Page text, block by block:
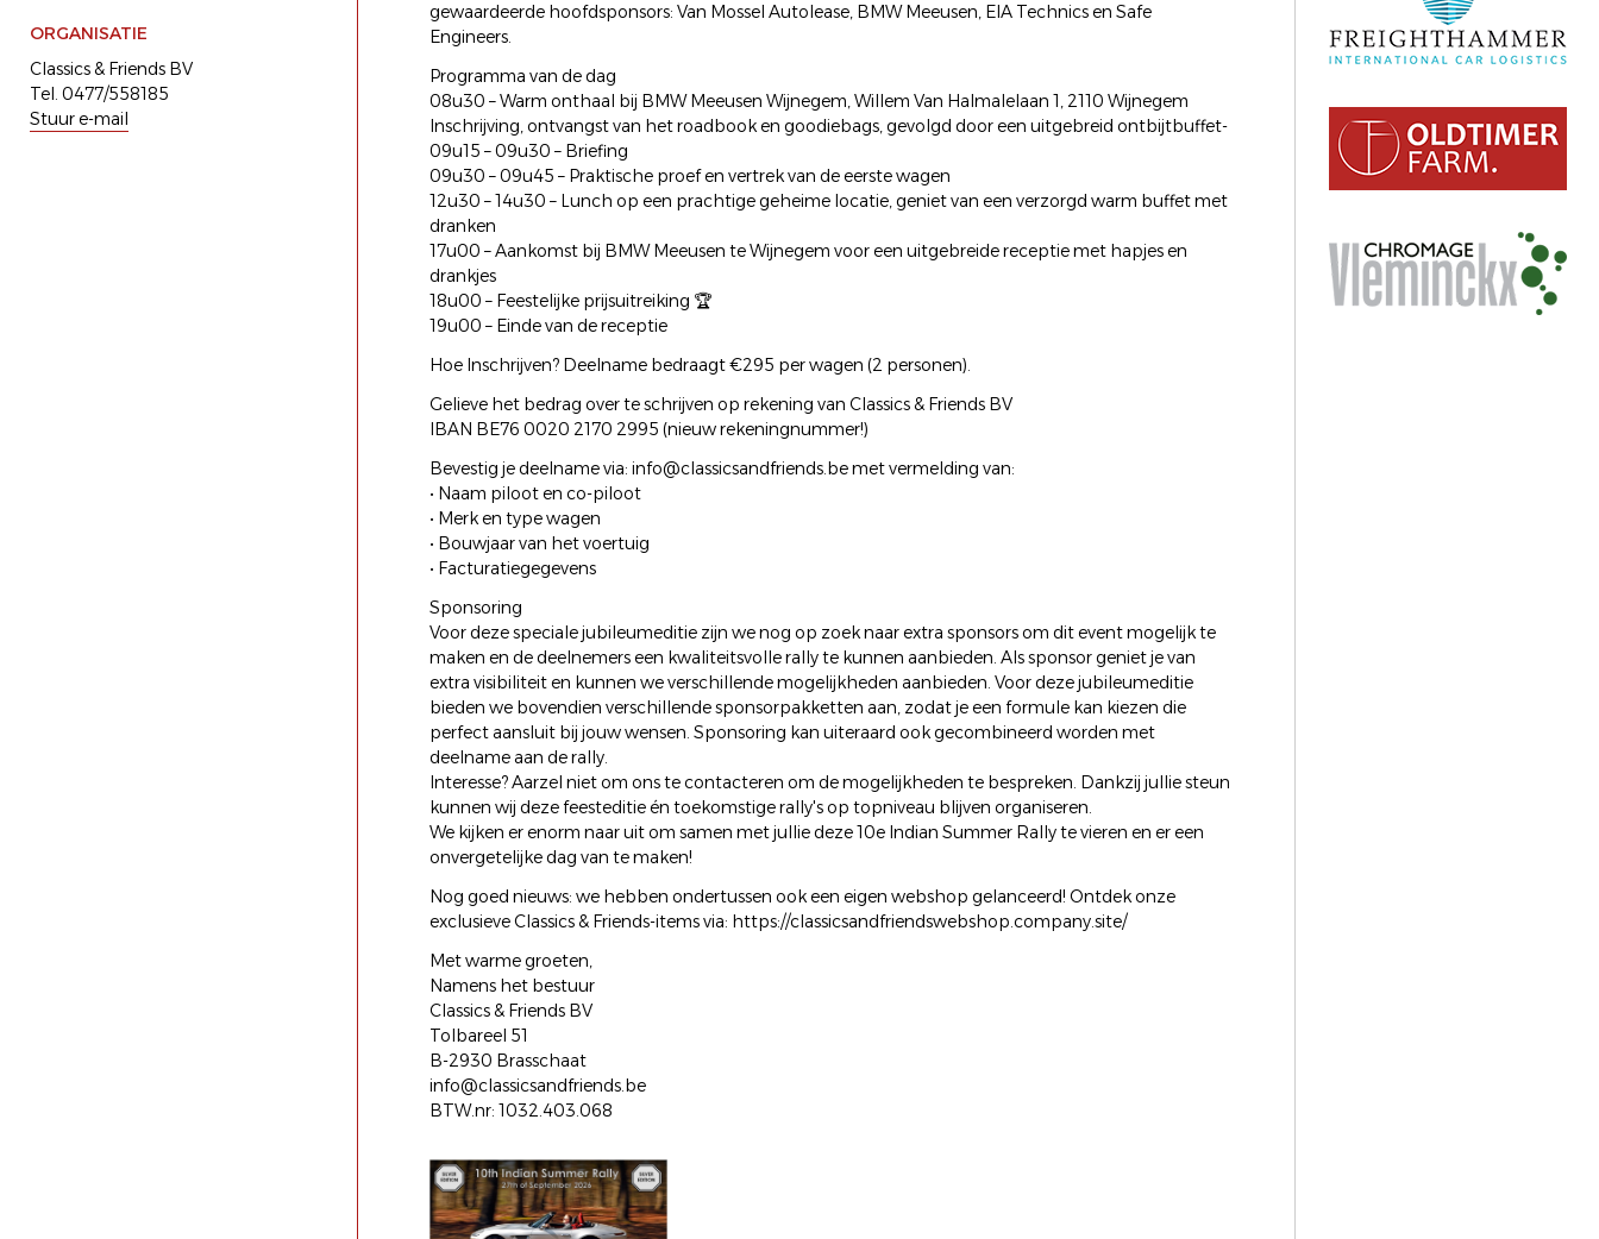
ORGANISATIE
Classics & Friends BV
Tel. 0477/558185
Stuur e-mail
gewaardeerde hoofdsponsors: Van Mossel Autolease, BMW Meeusen, EIA Technics en Safe
Engineers.
Programma van de dag
08u30 – Warm onthaal bij BMW Meeusen Wijnegem, Willem Van Halmalelaan 1, 2110 Wijnegem
Inschrijving, ontvangst van het roadbook en goodiebags, gevolgd door een uitgebreid ontbijtbuffet-
09u15 – 09u30 – Briefing
09u30 – 09u45 – Praktische proef en vertrek van de eerste wagen
12u30 – 14u30 – Lunch op een prachtige geheime locatie, geniet van een verzorgd warm buffet met
dranken
17u00 – Aankomst bij BMW Meeusen te Wijnegem voor een uitgebreide receptie met hapjes en
drankjes
18u00 – Feestelijke prijsuitreiking 🏆
19u00 – Einde van de receptie
Hoe Inschrijven? Deelname bedraagt €295 per wagen (2 personen).
Gelieve het bedrag over te schrijven op rekening van Classics & Friends BV
IBAN BE76 0020 2170 2995 (nieuw rekeningnummer!)
Bevestig je deelname via: info@classicsandfriends.be met vermelding van:
• Naam piloot en co-piloot
• Merk en type wagen
• Bouwjaar van het voertuig
• Facturatiegegevens
Sponsoring
Voor deze speciale jubileumeditie zijn we nog op zoek naar extra sponsors om dit event mogelijk te
maken en de deelnemers een kwaliteitsvolle rally te kunnen aanbieden. Als sponsor geniet je van
extra visibiliteit en kunnen we verschillende mogelijkheden aanbieden. Voor deze jubileumeditie
bieden we bovendien verschillende sponsorpakketten aan, zodat je een formule kan kiezen die
perfect aansluit bij jouw wensen. Sponsoring kan uiteraard ook gecombineerd worden met
deelname aan de rally.
Interesse? Aarzel niet om ons te contacteren om de mogelijkheden te bespreken. Dankzij jullie steun
kunnen wij deze feesteditie én toekomstige rally's op topniveau blijven organiseren.
We kijken er enorm naar uit om samen met jullie deze 10e Indian Summer Rally te vieren en er een
onvergetelijke dag van te maken!
Nog goed nieuws: we hebben ondertussen ook een eigen webshop gelanceerd! Ontdek onze
exclusieve Classics & Friends-items via: https://classicsandfriendswebshop.company.site/
Met warme groeten,
Namens het bestuur
Classics & Friends BV
Tolbareel 51
B-2930 Brasschaat
info@classicsandfriends.be
BTW.nr: 1032.403.068